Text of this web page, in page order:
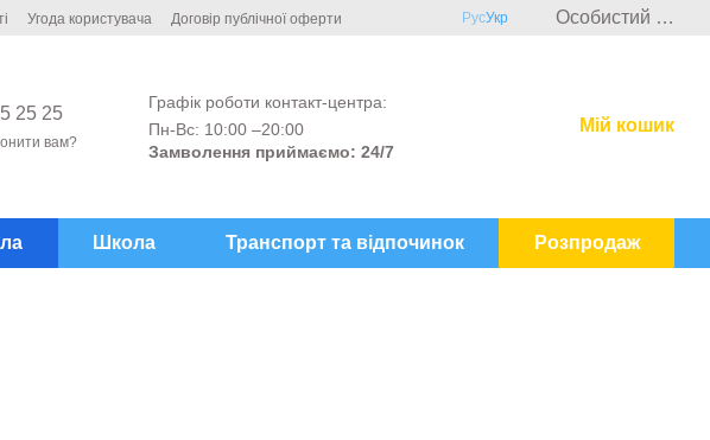
Угода користувача
Договір публічної оферти
РусУкр Особистий кабінет
25 25
вам?
Графік роботи контакт-центра:
Пн-Вс: 10:00 –20:00
Замволення приймаємо: 24/7
Мій кошик
Школа Транспорт та відпочинок Розпродаж